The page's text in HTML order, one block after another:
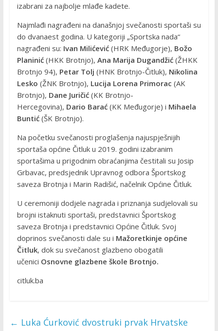
izabrani za najbolje mlađe kadete.
Najmlađi nagrađeni na današnjoj svečanosti sportaši su
do dvanaest godina. U kategoriji „Sportska nada“
nagrađeni su: Ivan Milićević(HRK Međugorje), Božo
Planinić(HKK Brotnjo), Ana Marija Dugandžić(ŽHKK
Brotnjo 94), Petar Tolj (HNK Brotnjo-Čitluk), Nikolina
Lesko (ŽNK Brotnjo), Lucija Lorena Primorac (AK
Brotnjo), Dane Juričić(KK Brotnjo-
Hercegovina), Dario Barać(KK Međugorje) i Mihaela
Buntić(ŠK Brotnjo).
Na početku svečanosti proglašenja najuspješnijih
sportaša općine Čitluk u 2019. godini izabranim
sportašima u prigodnim obraćanjima čestitali su Josip
Grbavac, predsjednik Upravnog odbora Športskog
saveza Brotnja i Marin Radišić, načelnik Općine Čitluk.
U ceremoniji dodjele nagrada i priznanja sudjelovali su
brojni istaknuti sportaši, predstavnici Športskog
saveza Brotnja i predstavnici Općine Čitluk. Svoj
doprinos svečanosti dale su i Mažoretkinje općine
Čitluk, dok su svečanost glazbeno obogatili
učenici Osnovne glazbene škole Brotnjo.
citluk.ba
← Luka Ćurković dvostruki prvak Hrvatske